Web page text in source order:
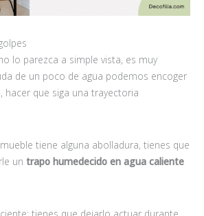
lo parezca a simple vista, es muy
de un poco de agua podemos encoger
hacer que siga una trayectoria
tiene alguna abolladura, tienes que
un trapo humedecido en agua caliente